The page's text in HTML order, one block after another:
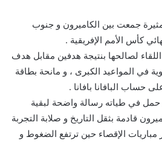
جمعت بين الكاميرون و جنوب
كأس الأمم الإفريقية .
لصالحها بنتيجة هدفين مقابل هدف
في المواعيد الكبرى ، و مانحة بطاقة
حساب البافانا بافانا .
حمل في طياته رسالة واضحة لبقية
قادمة بثقل التاريخ و صلابة التجربة
مباريات الإقصاء حين ترتفع الضغوط و